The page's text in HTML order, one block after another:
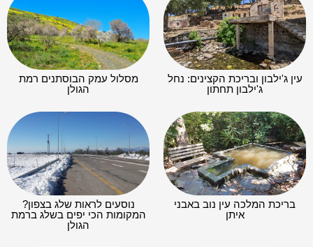
עין ג'ילבון ובריכת הקצינים: נחל
ג'ילבון תחתון
מסלול עמק הבוסתנים רמת
הגולן
בריכת המלכה עין נוב באבני
איתן
נוסעים לראות שלג בצפון?
המקומות הכי יפים בשלג ברמת
הגולן